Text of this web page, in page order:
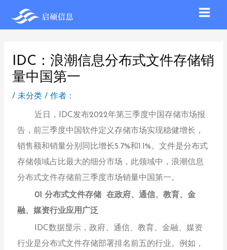
IDC：浪潮信息分布式文件存储销
量中国第一
/ 未分类/ 作者：
近日，IDC发布2022年第三季度中国存储市场报
告，前三季度中国软件定义存储市场实现稳健增长，
销售额和销量分别同比增长5.7%和1.1%。文件是分布式
存储领域占比最大的细分市场，此领域中，浪潮信息
分布式文件存储前三季度市场销量中国第一。
01 分布式文件存储 在政府、通信、教育、金
融、媒资行业应用广泛
IDC数据显示，政府、通信、教育、金融、媒资
行业是分布式文件存储部署排名前五的行业。例如，